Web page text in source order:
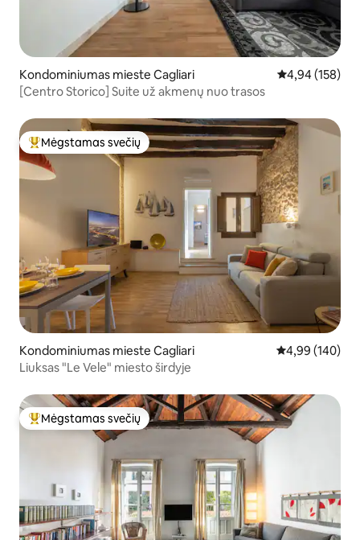
Kondominiumas mieste Cagliari Vidutinis
4,94 (158)
[Centro Storico] Suite už akmenų nuo trasos
Svečių mėgstamiausias
Mėgstamas svečių
Kondominiumas mieste Cagliari Vidutinis
4,99 (140)
Liuksas "Le Vele" miesto širdyje
Svečių mėgstamiausias
Mėgstamas svečių